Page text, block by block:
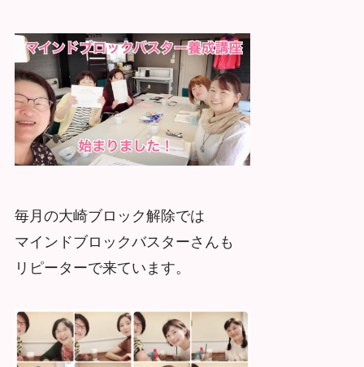
毎月の大崎ブロック解除では
マインドブロックバスターさんも
リピーターで来ています。